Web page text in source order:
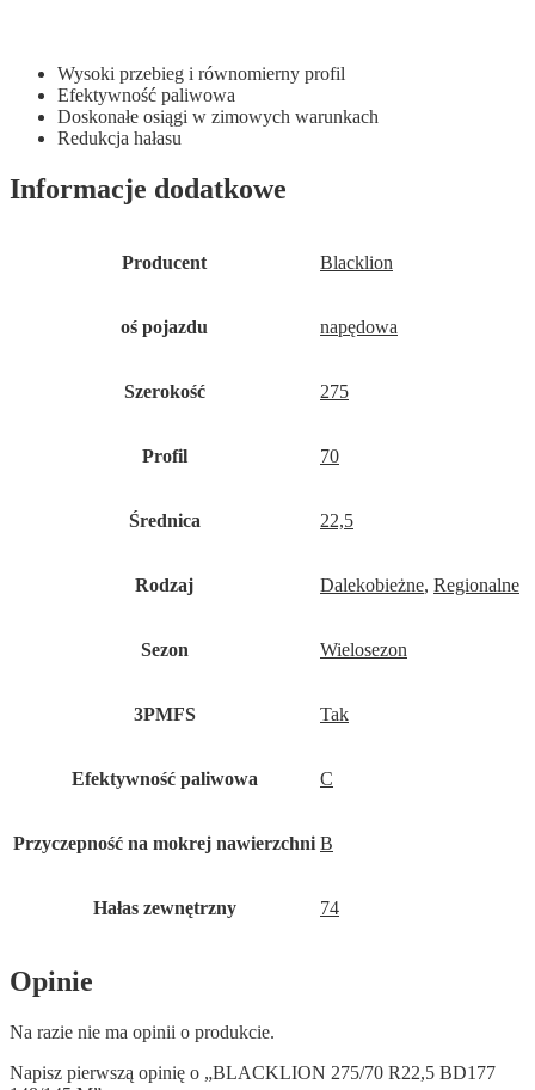
Wysoki przebieg i równomierny profil
Efektywność paliwowa
Doskonałe osiągi w zimowych warunkach
Redukcja hałasu
Informacje dodatkowe
Producent Blacklion
oś pojazdu napędowa
Szerokość 275
Profil 70
Średnica 22,5
Rodzaj Dalekobieżne, Regionalne
Sezon Wielosezon
3PMFS Tak
Efektywność paliwowa C
Przyczepność na mokrej nawierzchni B
Hałas zewnętrzny 74
Opinie
Na razie nie ma opinii o produkcie.
Napisz pierwszą opinię o „BLACKLION 275/70 R22,5 BD177